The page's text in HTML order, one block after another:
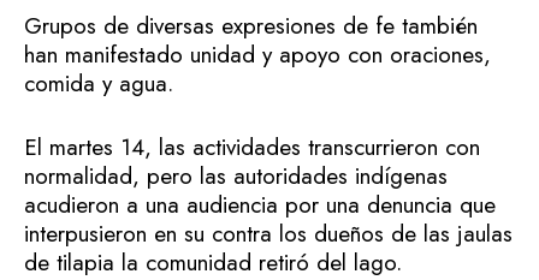
Grupos de diversas expresiones de fe también
han manifestado unidad y apoyo con oraciones,
comida y agua.
El martes 14, las actividades transcurrieron con
normalidad, pero las autoridades indígenas
acudieron a una audiencia por una denuncia que
interpusieron en su contra los dueños de las jaulas
de tilapia la comunidad retiró del lago.